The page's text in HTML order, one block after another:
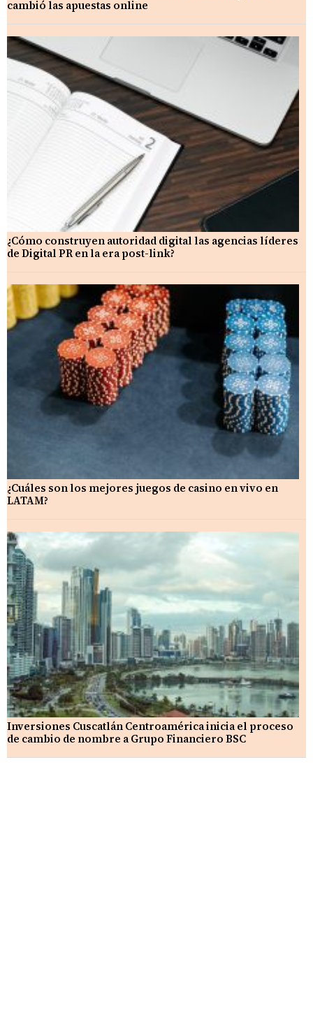
cambió las apuestas online
¿Cómo construyen autoridad digital las agencias líderes
de Digital PR en la era post-link?
¿Cuáles son los mejores juegos de casino en vivo en
LATAM?
Inversiones Cuscatlán Centroamérica inicia el proceso
de cambio de nombre a Grupo Financiero BSC